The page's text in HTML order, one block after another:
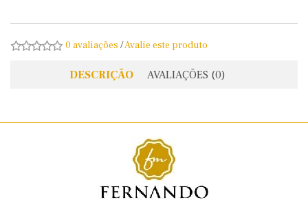
0 avaliações /Avalie este produto
DESCRIÇÃO AVALIAÇÕES (0)